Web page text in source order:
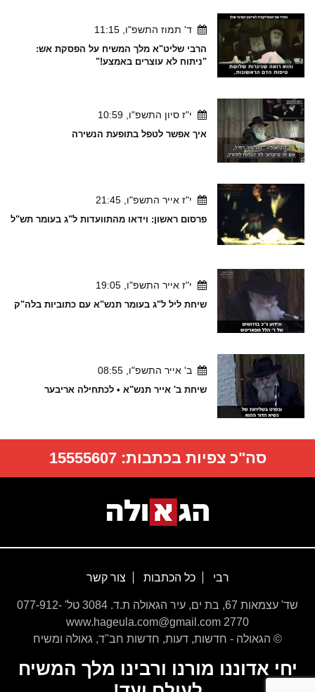
ד' תמוז התשפ"ו, 11:15
הרבי שליט"א מלך המשיח על הפסקת אש:
"ניתוח לא עוצרים באמצע!"
י"ז סיון התשפ"ו, 10:59
איך אפשר לטפל בתופעת הנשירה
י"ז אייר התשפ"ו, 21:45
פרסום ראשון: וידאו מהתוועדות ל"ג בעומר תש"ל
י"ז אייר התשפ"ו, 19:05
שיחת ליל ל"ג בעומר תנש"א עם כתוביות בלה"ק
ב' אייר התשפ"ו, 08:55
שיחת ב' אייר תנש"א • לכתחילה אריבער
סה"כ צפיות בכתבות:15555607
רבי כל הכתבות צור קשר
שד' עצמאות 67, בת ים, עיר הגאולה ת.ד. 3084 טל' 077-912-
2770 www.hageula.com@gmail.com
© הגאולה - חדשות, דעות, חדשות חב''ד, גאולה ומשיח
יחי אדוננו מורנו ורבינו מלך המשיח